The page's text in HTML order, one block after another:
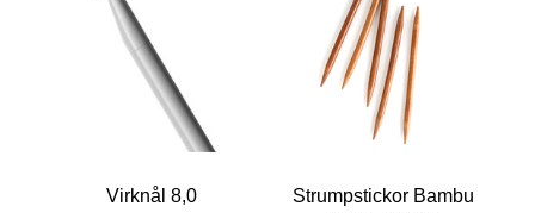
Virknål 8,0
Strumpstickor Bambu